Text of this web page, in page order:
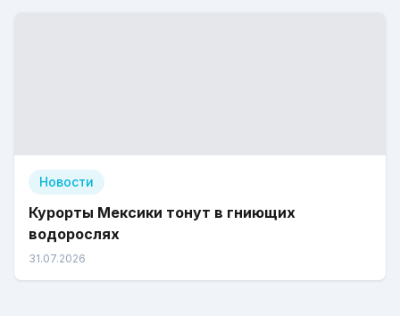
Новости
Курорты Мексики тонут в гниющих
водорослях
31.07.2026